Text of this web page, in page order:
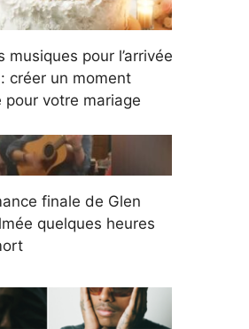
musiques pour l’arrivée
créer un moment
pour votre mariage
finale de Glen
quelques heures